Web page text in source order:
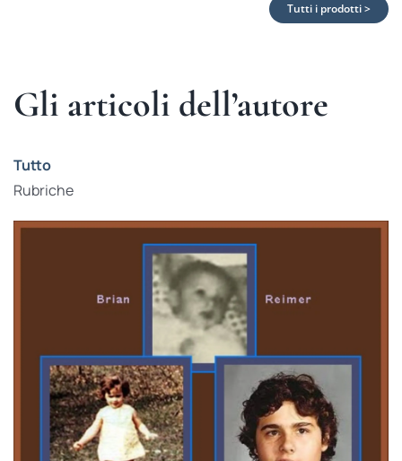
Tutti i prodotti >
Gli articoli dell’autore
Tutto
Rubriche